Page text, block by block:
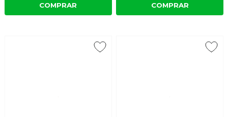
COMPRAR COMPRAR